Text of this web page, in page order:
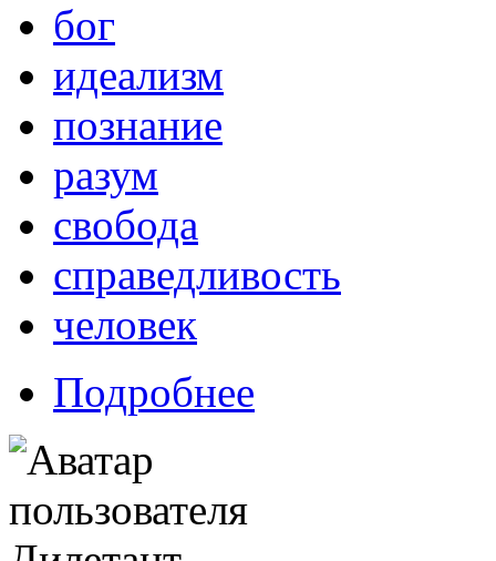
бог
идеализм
познание
разум
свобода
справедливость
человек
Подробнее